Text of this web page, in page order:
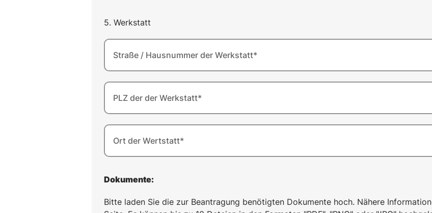
5. Werkstatt
Straße / Hausnummer der Werkstatt*
PLZ der der Werkstatt*
Ort der Wertstatt*
Dokumente:
Bitte laden Sie die zur Beantragung benötigten Dokumente hoch. Nähere